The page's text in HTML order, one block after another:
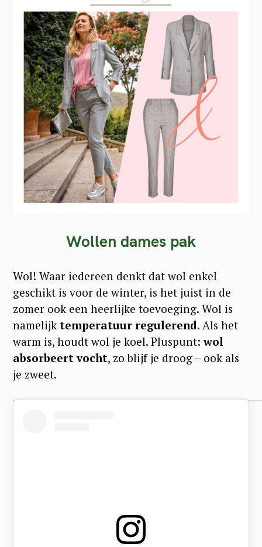
Wollen dames pak
Wol! Waar iedereen denkt dat wol enkel
geschikt is voor de winter, is het juist in de
zomer ook een heerlijke toevoeging. Wol is
namelijk temperatuur regulerend. Als het
warm is, houdt wol je koel. Pluspunt: wol
absorbeert vocht, zo blijf je droog – ook als
je zweet.